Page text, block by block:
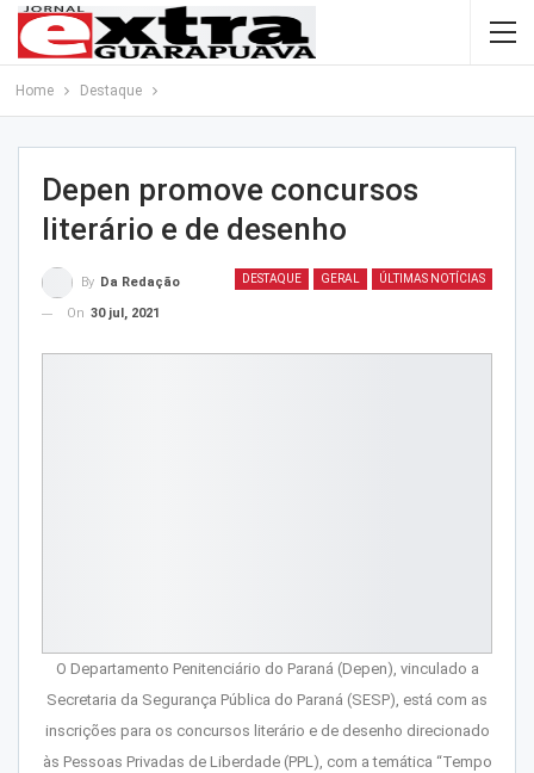
Home Destaque
Depen promove concursos
literário e de desenho
DESTAQUE GERAL ÚLTIMAS NOTÍCIAS
By Da Redação
On 30 jul, 2021
O Departamento Penitenciário do Paraná (Depen), vinculado a
Secretaria da Segurança Pública do Paraná (SESP), está com as
inscrições para os concursos literário e de desenho direcionado
às Pessoas Privadas de Liberdade (PPL), com a temática “Tempo